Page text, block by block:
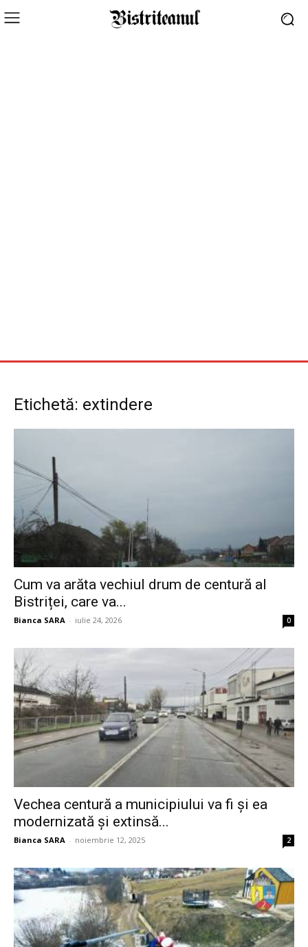
Etichetă: extindere
Cum va arăta vechiul drum de centură al
Bistriței, care va...
Bianca SARA - iulie 24, 2026 0
Vechea centură a municipiului va fi și ea
modernizată și extinsă...
Bianca SARA - noiembrie 12, 2025 2